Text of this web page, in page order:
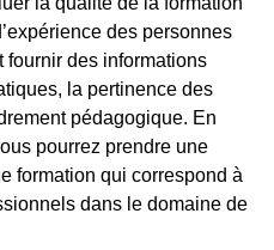
des personnes
fournir des informations
la pertinence des
pédagogique. En
pourrez prendre une
formation qui correspond à
dans le domaine de